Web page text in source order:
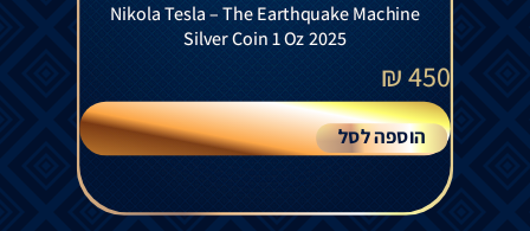
Nikola Tesla – The Earthquake Machine
Silver Coin 1 Oz 2025
450
₪
הוספה לסל